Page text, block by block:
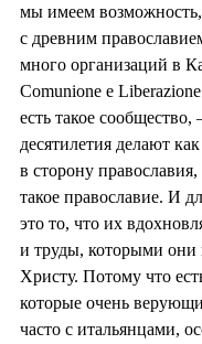
мы имеем возможность,
с древним
много организаций в
Comunione e
есть такое
десятилетия делают
в сторону
такое православие. И
это то, что их
и труды, которыми они
Христу. Потому что
которые очень
часто с итальянцами,